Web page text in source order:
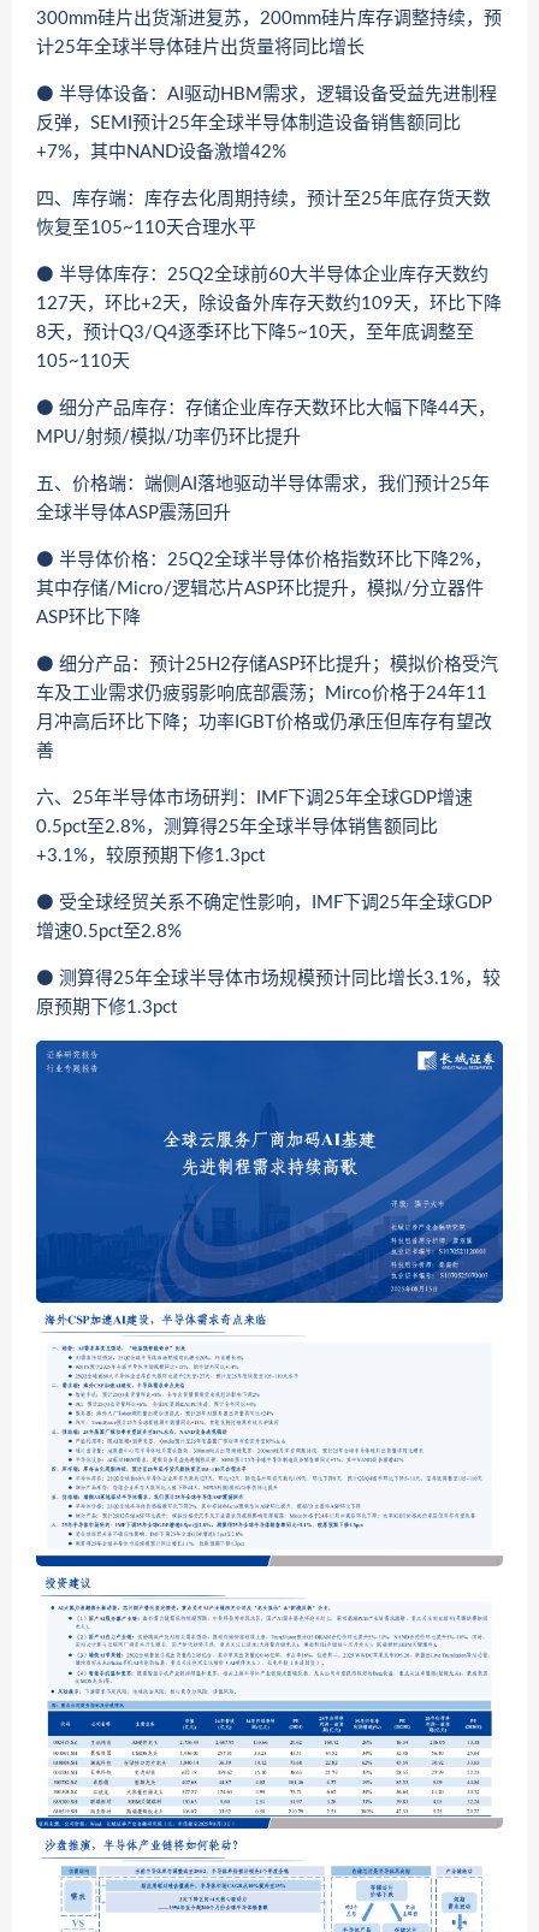
300mm硅片出货渐进复苏，200mm硅片库存调整持续，预
计25年全球半导体硅片出货量将同比增长
⚫ 半导体设备：AI驱动HBM需求，逻辑设备受益先进制程
反弹，SEMI预计25年全球半导体制造设备销售额同比
+7%，其中NAND设备激增42%
四、库存端：库存去化周期持续，预计至25年底存货天数
恢复至105~110天合理水平
⚫ 半导体库存：25Q2全球前60大半导体企业库存天数约
127天，环比+2天，除设备外库存天数约109天，环比下降
8天，预计Q3/Q4逐季环比下降5~10天，至年底调整至
105~110天
⚫ 细分产品库存：存储企业库存天数环比大幅下降44天，
MPU/射频/模拟/功率仍环比提升
五、价格端：端侧AI落地驱动半导体需求，我们预计25年
全球半导体ASP震荡回升
⚫ 半导体价格：25Q2全球半导体价格指数环比下降2%，
其中存储/Micro/逻辑芯片ASP环比提升，模拟/分立器件
ASP环比下降
⚫ 细分产品：预计25H2存储ASP环比提升；模拟价格受汽
车及工业需求仍疲弱影响底部震荡；Mirco价格于24年11
月冲高后环比下降；功率IGBT价格或仍承压但库存有望改
善
六、25年半导体市场研判：IMF下调25年全球GDP增速
0.5pct至2.8%，测算得25年全球半导体销售额同比
+3.1%，较原预期下修1.3pct
⚫ 受全球经贸关系不确定性影响，IMF下调25年全球GDP
增速0.5pct至2.8%
⚫ 测算得25年全球半导体市场规模预计同比增长3.1%，较
原预期下修1.3pct